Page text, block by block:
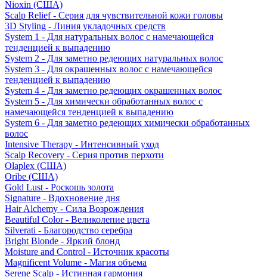
Nioxin (США)
Scalp Relief - Серия для чувствительной кожи головы
3D Styling - Линия укладочных средств
System 1 - Для натуральных волос с намечающейся
тенденцией к выпадению
System 2 - Для заметно редеющих натуральных волос
System 3 - Для окрашенных волос с намечающейся
тенденцией к выпадению
System 4 - Для заметно редеющих окрашенных волос
System 5 - Для химически обработанных волос с
намечающейся тенденцией к выпадению
System 6 - Для заметно редеющих химически обработанных
волос
Intensive Therapy - Интенсивный уход
Scalp Recovery - Серия против перхоти
Olaplex (США)
Oribe (США)
Gold Lust - Роскошь золота
Signature - Вдохновение дня
Hair Alchemy - Сила Возрождения
Beautiful Color - Великолепие цвета
Silverati - Благородство серебра
Bright Blonde - Яркий блонд
Moisture and Control - Источник красоты
Magnificent Volume - Магия объема
Serene Scalp - Истинная гармония